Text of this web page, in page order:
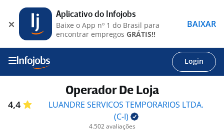
Login
Operador De Loja
4,4
LUANDRE SERVICOS TEMPORARIOS LTDA.
(C-I)
4.502 avaliações
Aplicativo do Infojobs
Baixe o App nº 1 do Brasil para
encontrar empregos GRÁTIS!!
BAIXAR